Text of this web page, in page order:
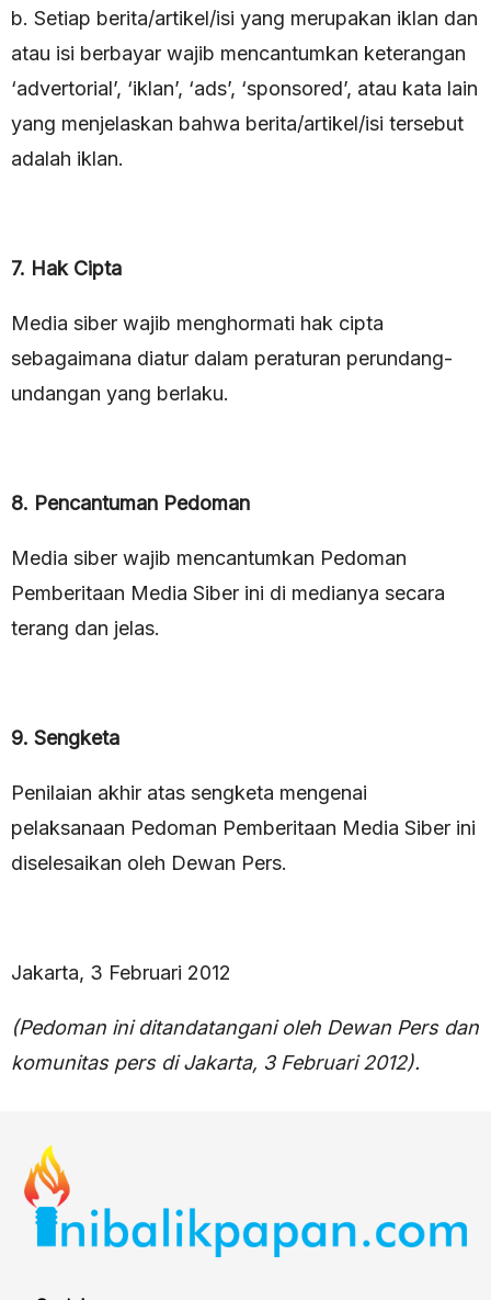
b. Setiap berita/artikel/isi yang merupakan iklan dan
atau isi berbayar wajib mencantumkan keterangan
‘advertorial’, ‘iklan’, ‘ads’, ‘sponsored’, atau kata lain
yang menjelaskan bahwa berita/artikel/isi tersebut
adalah iklan.
7. Hak Cipta
Media siber wajib menghormati hak cipta
sebagaimana diatur dalam peraturan perundang-
undangan yang berlaku.
8. Pencantuman Pedoman
Media siber wajib mencantumkan Pedoman
Pemberitaan Media Siber ini di medianya secara
terang dan jelas.
9. Sengketa
Penilaian akhir atas sengketa mengenai
pelaksanaan Pedoman Pemberitaan Media Siber ini
diselesaikan oleh Dewan Pers.
Jakarta, 3 Februari 2012
(Pedoman ini ditandatangani oleh Dewan Pers dan
komunitas pers di Jakarta, 3 Februari 2012).